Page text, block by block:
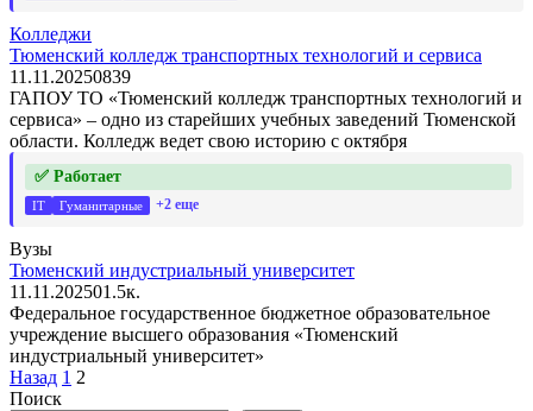
Колледжи
Тюменский колледж транспортных технологий и сервиса
11.11.20250839
ГАПОУ ТО «Тюменский колледж транспортных технологий и
сервиса» – одно из старейших учебных заведений Тюменской
области. Колледж ведет свою историю с октября
✅ Работает
IT Гуманитарные +2 еще
Вузы
Тюменский индустриальный университет
11.11.202501.5к.
Федеральное государственное бюджетное образовательное
учреждение высшего образования «Тюменский
индустриальный университет»
Пагинация
записей
Назад 1 2
Поиск